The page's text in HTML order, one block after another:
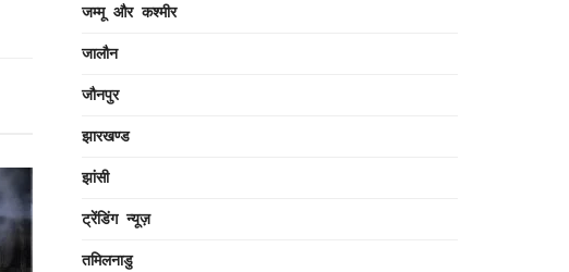
जम्मू और कश्मीर
जालौन
जौनपुर
झारखण्ड
झांसी
ट्रेंडिंग न्यूज़
तमिलनाडु